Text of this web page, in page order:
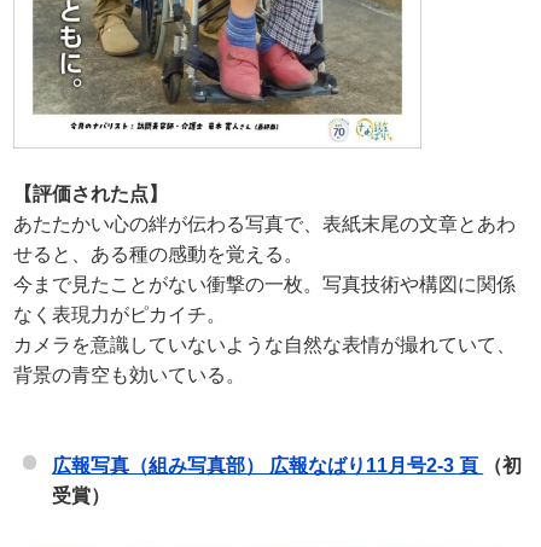
【評価された点】
あたたかい心の絆が伝わる写真で、表紙末尾の文章とあわ
せると、ある種の感動を覚える。
今まで見たことがない衝撃の一枚。写真技術や構図に関係
なく表現力がピカイチ。
カメラを意識していないような自然な表情が撮れていて、
背景の青空も効いている。
広報写真（組み写真部） 広報なばり11月号2-3 頁
（初
受賞）